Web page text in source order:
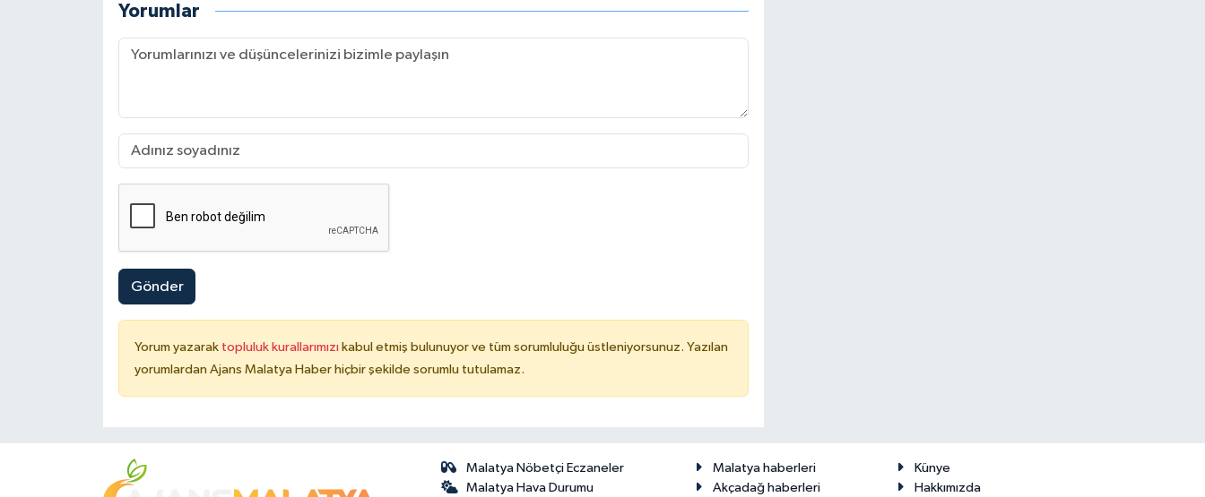
Yorumlar
Gönder
Yorum yazarak topluluk kurallarımızı kabul etmiş bulunuyor ve tüm sorumluluğu üstleniyorsunuz. Yazılan
yorumlardan Ajans Malatya Haber hiçbir şekilde sorumlu tutulamaz.
Malatya Nöbetçi Eczaneler
Malatya Hava Durumu
Malatya haberleri
Künye
Akçadağ haberleri
Hakkımızda